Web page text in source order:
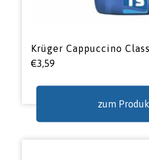
Krüger Cappuccino
€3,59
zum